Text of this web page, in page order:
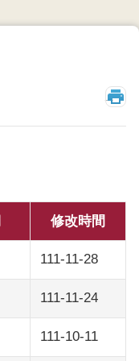
_
修改時間
111-11-28
111-11-24
111-10-11